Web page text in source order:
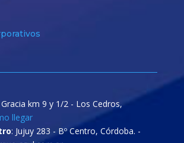
km 9 y 1/2 - Los Cedros,
llegar
: Jujuy 283 - Bº Centro, Córdoba. -